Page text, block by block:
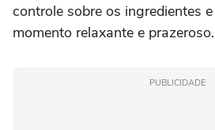
controle sobre os ingredientes
momento relaxante e prazeroso.
PUBLICIDADE